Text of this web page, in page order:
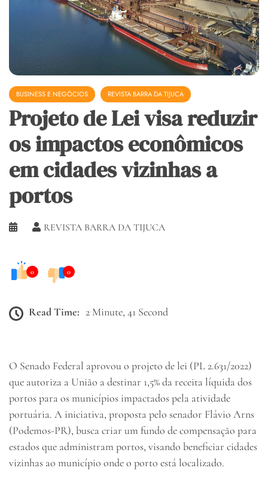
BUSINESS E NEGÓCIOS REVISTA BARRA DA TIJUCA
Projeto de Lei visa reduzir
os impactos econômicos
em cidades vizinhas a
portos
REVISTA BARRA DA TIJUCA
0 0
Read Time: 2 Minute, 41 Second
O Senado Federal aprovou o projeto de lei (PL 2.631/2022)
que autoriza a União a destinar 1,5% da receita líquida dos
portos para os municípios impactados pela atividade
portuária. A iniciativa, proposta pelo senador Flávio Arns
(Podemos-PR), busca criar um fundo de compensação para
estados que administram portos, visando beneficiar cidades
vizinhas ao município onde o porto está localizado.